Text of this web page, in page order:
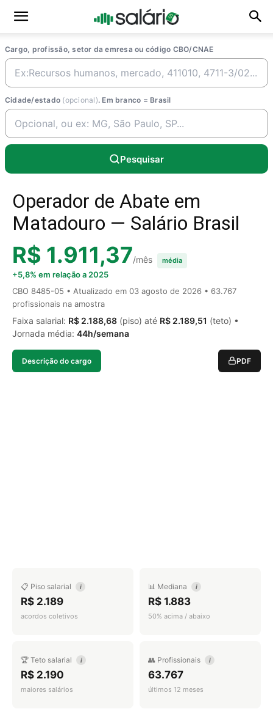
Cargo, profissão, setor da emresa ou código CBO/CNAE
Cidade/estado (opcional). Em branco = Brasil
Pesquisar
Operador de Abate em
Matadouro — Salário Brasil
R$ 1.911,37/mês média
+5,8% em relação a 2025
CBO 8485-05 • Atualizado em 03 agosto de 2026 • 63.767
profissionais na amostra
Faixa salarial: R$ 2.188,68 (piso) até R$ 2.189,51 (teto) •
Jornada média: 44h/semana
Descrição do cargo PDF
📋 Piso salarial i
R$ 2.189
acordos coletivos
📊 Mediana i
R$ 1.883
50% acima / abaixo
🏆 Teto salarial i
R$ 2.190
maiores salários
👥 Profissionais i
63.767
últimos 12 meses